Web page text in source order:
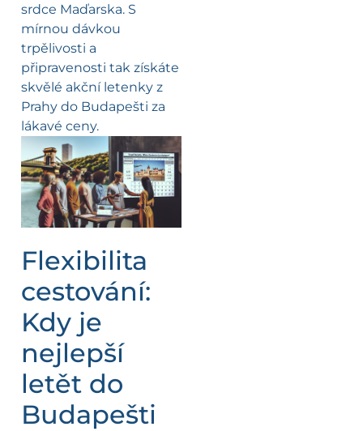
srdce Maďarska. S
mírnou dávkou
trpělivosti a
připravenosti tak získáte
skvělé akční letenky z
Prahy do Budapešti za
lákavé ceny.
Flexibilita
cestování:
Kdy je
nejlepší
letět do
Budapešti